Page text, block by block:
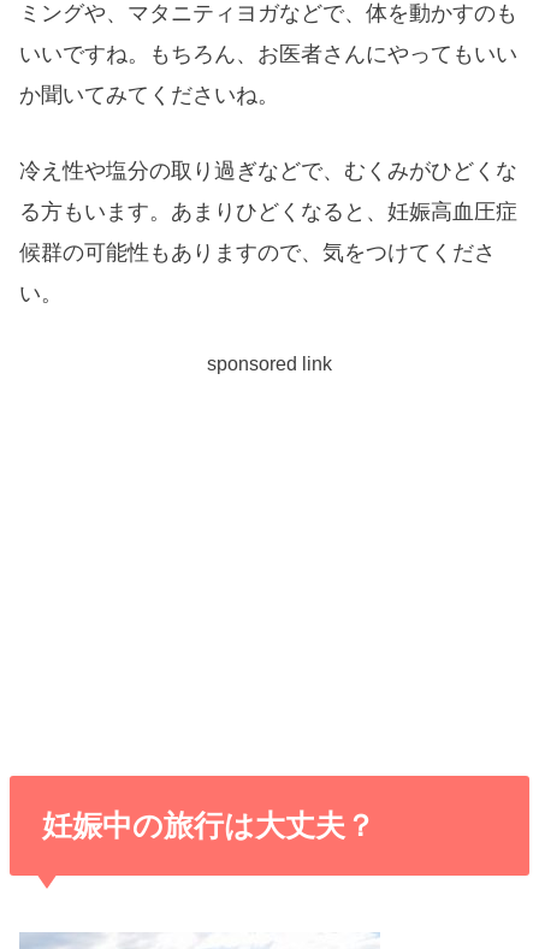
ミングや、マタニティヨガなどで、体を動かすのも
いいですね。もちろん、お医者さんにやってもいい
か聞いてみてくださいね。
冷え性や塩分の取り過ぎなどで、むくみがひどくな
る方もいます。あまりひどくなると、妊娠高血圧症
候群の可能性もありますので、気をつけてくださ
い。
sponsored link
妊娠中の旅行は大丈夫？